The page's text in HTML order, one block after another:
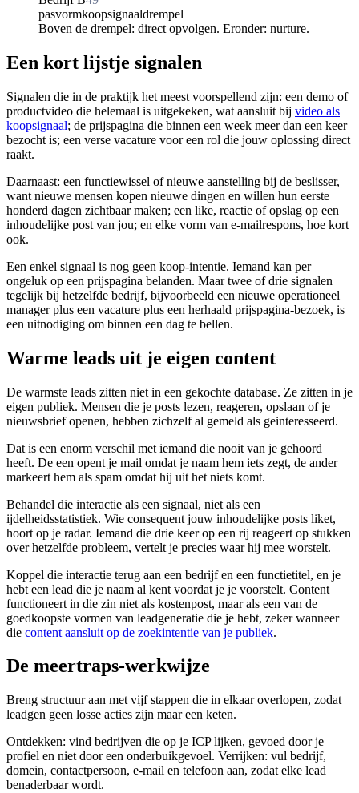
pasvormkoopsignaaldrempel
Boven de drempel: direct opvolgen. Eronder: nurture.
Een kort lijstje signalen
Signalen die in de praktijk het meest voorspellend zijn: een demo of
productvideo die helemaal is uitgekeken, wat aansluit bij video als
koopsignaal; de prijspagina die binnen een week meer dan een keer
bezocht is; een verse vacature voor een rol die jouw oplossing direct
raakt.
Daarnaast: een functiewissel of nieuwe aanstelling bij de beslisser,
want nieuwe mensen kopen nieuwe dingen en willen hun eerste
honderd dagen zichtbaar maken; een like, reactie of opslag op een
inhoudelijke post van jou; en elke vorm van e-mailrespons, hoe kort
ook.
Een enkel signaal is nog geen koop-intentie. Iemand kan per
ongeluk op een prijspagina belanden. Maar twee of drie signalen
tegelijk bij hetzelfde bedrijf, bijvoorbeeld een nieuwe operationeel
manager plus een vacature plus een herhaald prijspagina-bezoek, is
een uitnodiging om binnen een dag te bellen.
Warme leads uit je eigen content
De warmste leads zitten niet in een gekochte database. Ze zitten in je
eigen publiek. Mensen die je posts lezen, reageren, opslaan of je
nieuwsbrief openen, hebben zichzelf al gemeld als geinteresseerd.
Dat is een enorm verschil met iemand die nooit van je gehoord
heeft. De een opent je mail omdat je naam hem iets zegt, de ander
markeert hem als spam omdat hij uit het niets komt.
Behandel die interactie als een signaal, niet als een
ijdelheidsstatistiek. Wie consequent jouw inhoudelijke posts liket,
hoort op je radar. Iemand die drie keer op een rij reageert op stukken
over hetzelfde probleem, vertelt je precies waar hij mee worstelt.
Koppel die interactie terug aan een bedrijf en een functietitel, en je
hebt een lead die je naam al kent voordat je je voorstelt. Content
functioneert in die zin niet als kostenpost, maar als een van de
goedkoopste vormen van leadgeneratie die je hebt, zeker wanneer
die content aansluit op de zoekintentie van je publiek.
De meertraps-werkwijze
Breng structuur aan met vijf stappen die in elkaar overlopen, zodat
leadgen geen losse acties zijn maar een keten.
Ontdekken: vind bedrijven die op je ICP lijken, gevoed door je
profiel en niet door een onderbuikgevoel. Verrijken: vul bedrijf,
domein, contactpersoon, e-mail en telefoon aan, zodat elke lead
benaderbaar wordt.